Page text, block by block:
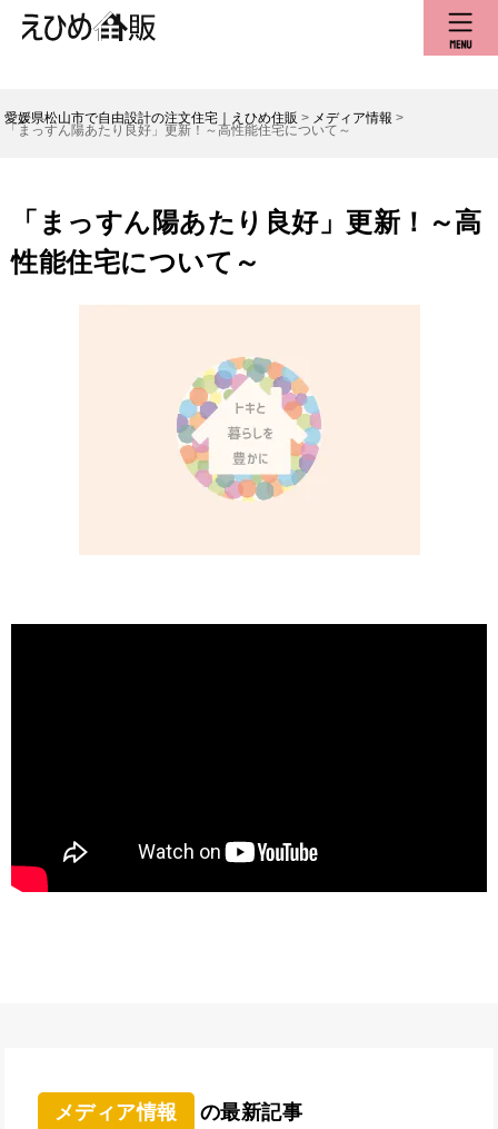
愛媛県松山市で自由設計の注文住宅｜えひめ住販 > メディア情報 >
「まっすん陽あたり良好」更新！～高性能住宅について～
「まっすん陽あたり良好」更新！～高
性能住宅について～
メディア情報 の最新記事